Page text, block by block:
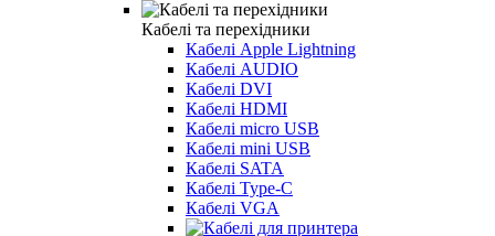
Кабелі та перехідники
Кабелі Apple Lightning
Кабелі AUDIO
Кабелі DVI
Кабелі HDMI
Кабелі micro USB
Кабелі mini USB
Кабелі SATA
Кабелі Type-C
Кабелі VGA